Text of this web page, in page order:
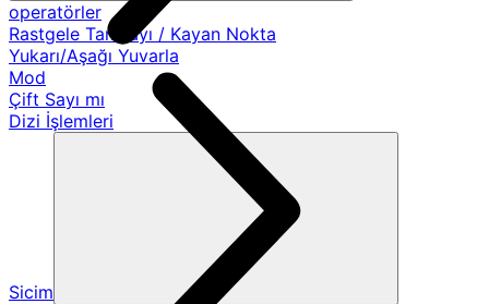
operatörler
Rastgele Tamsayı / Kayan Nokta
Yukarı/Aşağı Yuvarla
Mod
Çift Sayı mı
Dizi İşlemleri
Sicim